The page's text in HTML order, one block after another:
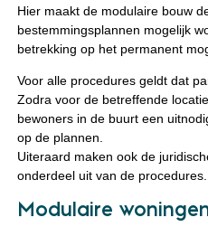
Hier maakt de modulaire bouw
bestemmingsplannen mogelijk
betrekking op het permanent
Voor alle procedures geldt dat
Zodra voor de betreffende
bewoners in de buurt een
op de plannen.
Uiteraard maken ook de
onderdeel uit van de procedures.
Modulaire